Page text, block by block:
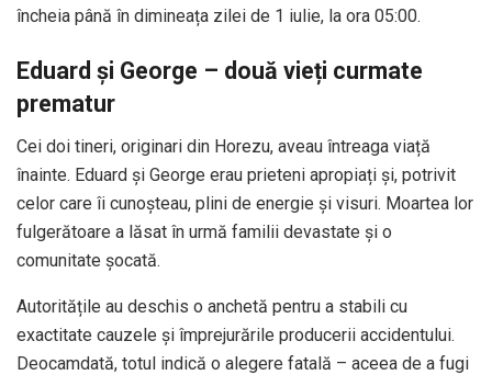
încheia până în dimineața zilei de 1 iulie, la ora 05:00.
Eduard și George – două vieți curmate
prematur
Cei doi tineri, originari din Horezu, aveau întreaga viață
înainte. Eduard și George erau prieteni apropiați și, potrivit
celor care îi cunoșteau, plini de energie și visuri. Moartea lor
fulgerătoare a lăsat în urmă familii devastate și o
comunitate șocată.
Autoritățile au deschis o anchetă pentru a stabili cu
exactitate cauzele și împrejurările producerii accidentului.
Deocamdată, totul indică o alegere fatală – aceea de a fugi